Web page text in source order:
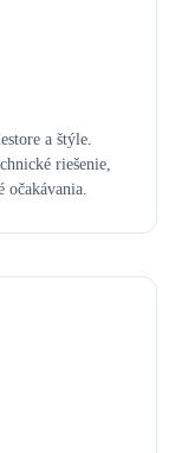
a štýle.
riešenie,